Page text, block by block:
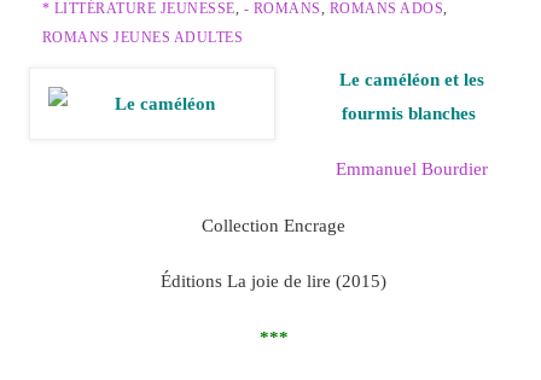
* LITTÉRATURE JEUNESSE, - ROMANS, ROMANS ADOS,
ROMANS JEUNES ADULTES
Le caméléon et les
fourmis blanches
Emmanuel Bourdier
Collection Encrage
Éditions La joie de lire (2015)
***